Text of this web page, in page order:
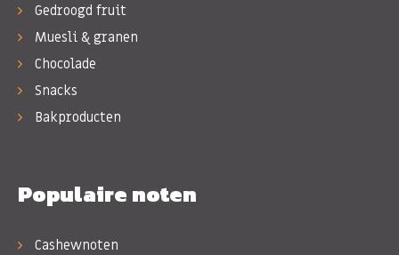
Gedroogd fruit
Muesli & granen
Chocolade
Snacks
Bakproducten
Populaire noten
Cashewnoten